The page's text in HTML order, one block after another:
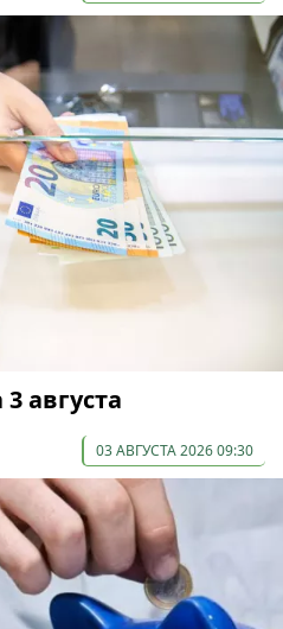
августа
03 АВГУСТА 2026 09:30